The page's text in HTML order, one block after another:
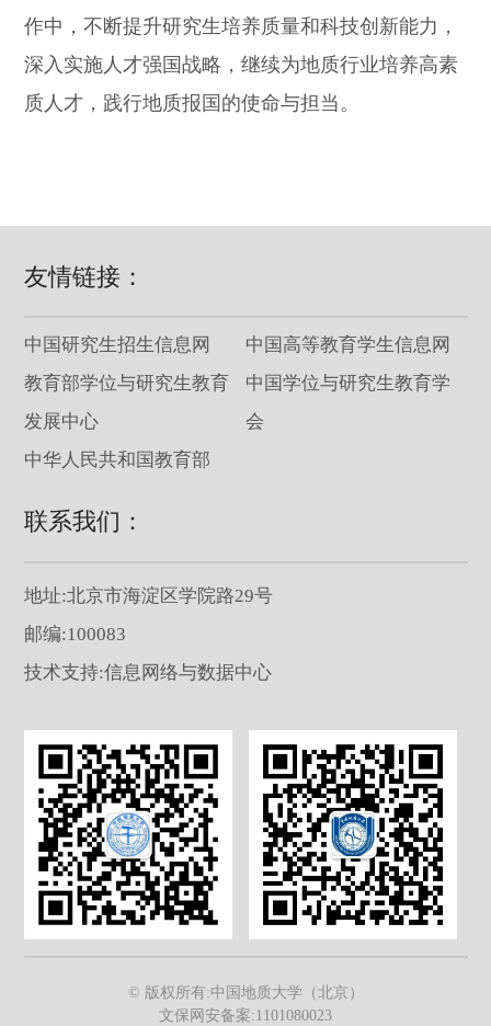
作中，不断提升研究生培养质量和科技创新能力，
深入实施人才强国战略，继续为地质行业培养高素
质人才，践行地质报国的使命与担当。
友情链接：
中国研究生招生信息网
中国高等教育学生信息网
教育部学位与研究生教育
发展中心
中国学位与研究生教育学
会
中华人民共和国教育部
联系我们：
地址:北京市海淀区学院路29号
邮编:100083
技术支持:信息网络与数据中心
© 版权所有:中国地质大学（北京）
文保网安备案:1101080023